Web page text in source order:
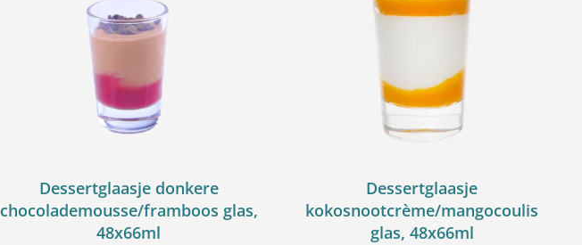
Dessertglaasje donkere
chocolademousse/framboos glas,
48x66ml
Dessertglaasje
kokosnootcrème/mangocoulis
glas, 48x66ml